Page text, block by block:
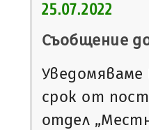
25.07.2022
Съобщение
Уведомяваме
срок от
отдел